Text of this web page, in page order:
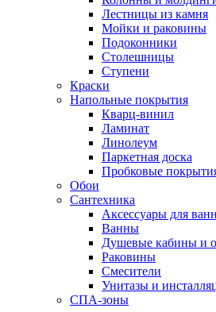
Лестницы из камня
Мойки и раковины
Подоконники
Столешницы
Ступени
Краски
Напольные покрытия
Кварц-винил
Ламинат
Линолеум
Паркетная доска
Пробковые
Обои
Сантехника
Аксессуары для
Ванны
Душевые кабины и
Раковины
Смесители
Унитазы и
СПА-зоны